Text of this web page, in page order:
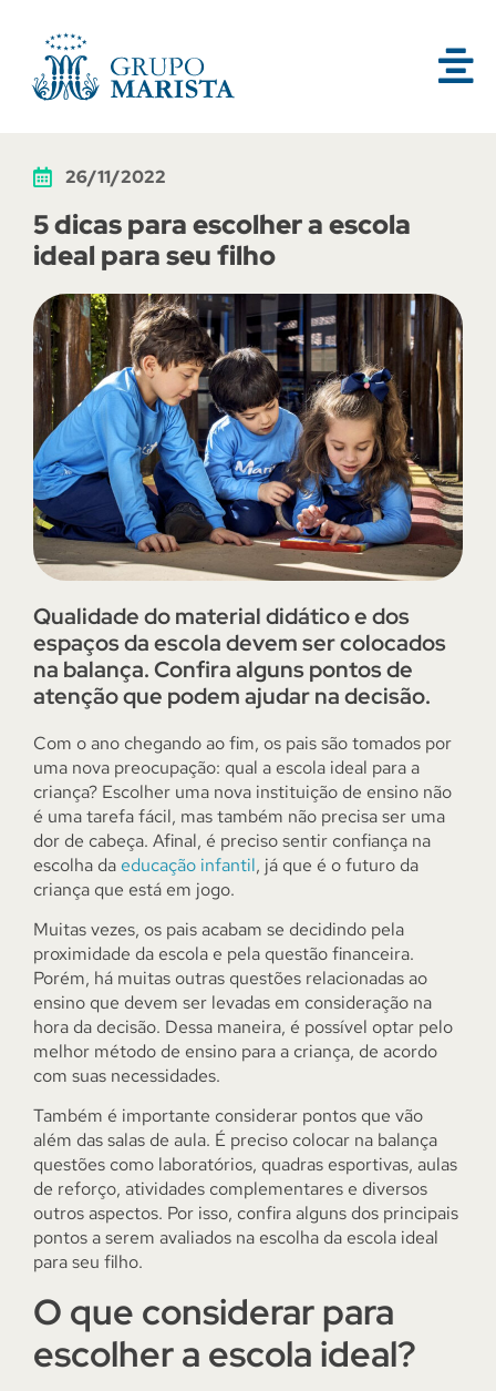
26/11/2022
5 dicas para escolher a escola
ideal para seu filho
Qualidade do material didático e dos
espaços da escola devem ser colocados
na balança. Confira alguns pontos de
atenção que podem ajudar na decisão.
Com o ano chegando ao fim, os pais são tomados por
uma nova preocupação: qual a escola ideal para a
criança? Escolher uma nova instituição de ensino não
é uma tarefa fácil, mas também não precisa ser uma
dor de cabeça. Afinal, é preciso sentir confiança na
escolha da educação infantil, já que é o futuro da
criança que está em jogo.
Muitas vezes, os pais acabam se decidindo pela
proximidade da escola e pela questão financeira.
Porém, há muitas outras questões relacionadas ao
ensino que devem ser levadas em consideração na
hora da decisão. Dessa maneira, é possível optar pelo
melhor método de ensino para a criança, de acordo
com suas necessidades.
Também é importante considerar pontos que vão
além das salas de aula. É preciso colocar na balança
questões como laboratórios, quadras esportivas, aulas
de reforço, atividades complementares e diversos
outros aspectos. Por isso, confira alguns dos principais
pontos a serem avaliados na escolha da escola ideal
para seu filho.
O que considerar para
escolher a escola ideal?